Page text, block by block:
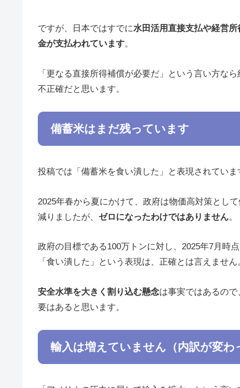
ですが、日本ではすでに水田活用直接支払や経営所
金が支払われています。
「更なる直接所得補償が必要だ」という言い方な
不正確だと思います。
備蓄米はまだ残っています
投稿では「備蓄米を食い潰した」と表現されていま
2025年春から夏にかけて、政府は物価高対策とし
減りましたが、 ゼロになったわけではありません。
政府の目標である100万トンに対し、2025年7月時
「食い潰した」という表現は、正確とは言えません
安全水準を大きく割り込む懸念は事実ではあるの
要はあると思います。
輸入は増えていません（内訳が変わ